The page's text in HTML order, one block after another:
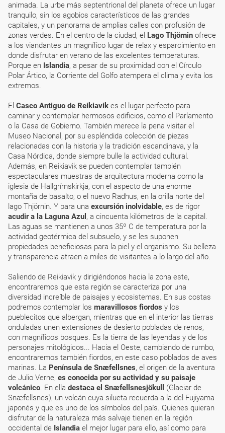
animada. La urbe más septentrional del planeta ofrece un lugar
tranquilo, sin los agobios característicos de las grandes
capitales, y un panorama de amplias calles con profusión de
zonas verdes. En el centro de la ciudad, el Lago Thjörnin ofrece
a los viandantes un magnífico lugar de relax y esparcimiento en
donde disfrutar en verano de las excelentes temperaturas.
Porque en Islandia, a pesar de su proximidad con el Círculo
Polar Ártico, la Corriente del Golfo atempera el clima y evita los
extremos.
El Casco Antiguo de Reikiavik es el lugar perfecto para
caminar y contemplar hermosos edificios, como el Parlamento
o la Casa de Gobierno. También merece la pena visitar el
Museo Nacional, por su espléndida colección de piezas
relacionadas con la historia y la tradición escandinava, y la
Casa Nórdica, donde siempre bulle la actividad cultural.
Además, en Reikiavik se pueden contemplar también
espectaculares muestras de arquitectura moderna como la
iglesia de Hallgrímskirkja, con el aspecto de una enorme
montaña de basalto; o el nuevo Radhus, en la orilla norte del
lago Thjörnin. Y para una excursión inolvidable, es de rigor
acudir a la Laguna Azul , a cincuenta kilómetros de la capital.
Las aguas se mantienen a unos 35º C de temperatura por la
actividad geotérmica del subsuelo, y se les suponen
propiedades beneficiosas para la piel y el organismo. Su belleza
y transparencia atraen a miles de visitantes a lo largo del año.
Saliendo de Reikiavik y dirigiéndonos hacia la zona este,
encontraremos que esta región se caracteriza por una
diversidad increíble de paisajes y ecosistemas. En sus costas
podremos contemplar los maravillosos fiordos y los
pueblecitos que albergan, mientras que en el interior las tierras
onduladas unen extensiones de desierto pobladas de renos,
con magníficos bosques. Es la tierra de las leyendas y de los
personajes mitológicos... Hacia el Oeste, cambiando de rumbo,
encontraremos también fiordos, en este caso poblados de aves
marinas. La Península de Snæfellsnes, el origen de la aventura
de Julio Verne, es conocida por su actividad y su paisaje
volcánico. En ella destaca el Snæfellsnesjökull (Glaciar de
Snæfellsnes), un volcán cuya silueta recuerda a la del Fujiyama
japonés y que es uno de los símbolos del país. Quienes quieran
disfrutar de la naturaleza más salvaje tienen en la región
occidental de Islandia el mejor lugar para ello, así como para